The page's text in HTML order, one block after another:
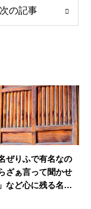
次の記事
ぜりふで有名なの
ざぁ言って聞かせ
など心に残る名台